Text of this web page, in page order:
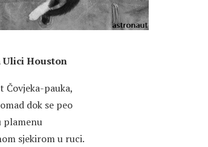
Ulici Houston
Čovjeka-pauka,
dok se peo
plamenu
sjekirom u ruci.